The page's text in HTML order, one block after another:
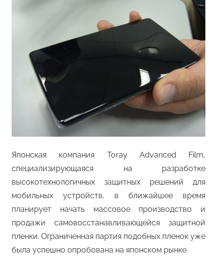
Японская компания Toray Advanced Film,
специализирующаяся на разработке
высокотехнологичных защитных решений для
мобильных устройств, в ближайшее время
планирует начать массовое производство и
продажи самовосстанавливающейся защитной
пленки. Ограниченная партия подобных пленок уже
была успешно опробована на японском рынке.